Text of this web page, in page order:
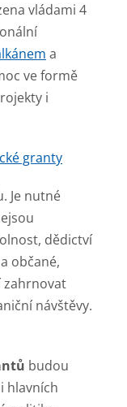
vládami 4
a
ve formě
i
granty
Je nutné
dědictví
občané,
zahrnovat
návštěvy.
budou
hlavních